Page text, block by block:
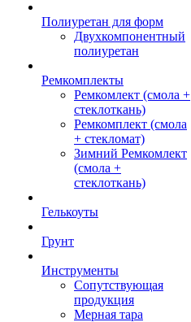
Полиуретан для форм
Двухкомпонентный
полиуретан
Ремкомплекты
Ремкомлект (смола +
стеклоткань)
Ремкомплект (смола
+ стекломат)
Зимний Ремкомлект
(смола +
стеклоткань)
Гелькоуты
Грунт
Инструменты
Сопутствующая
продукция
Мерная тара